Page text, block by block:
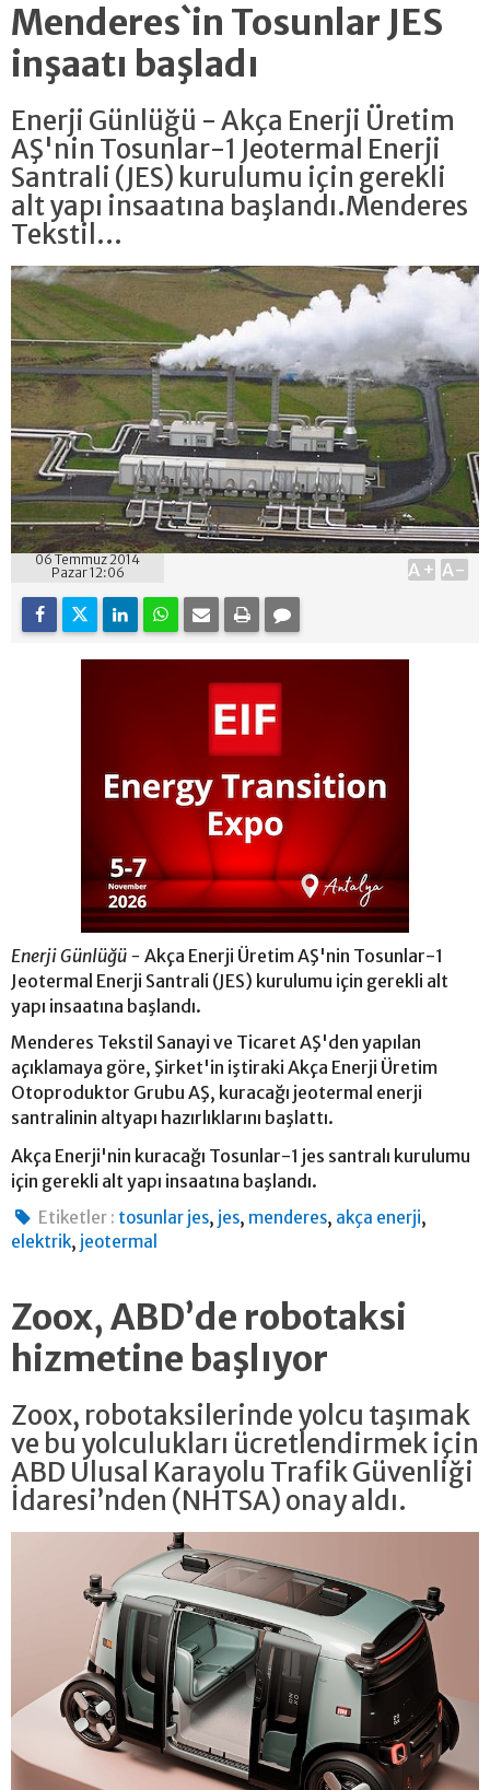
Menderes`in Tosunlar JES
inşaatı başladı
Enerji Günlüğü - Akça Enerji Üretim
AŞ'nin Tosunlar-1 Jeotermal Enerji
Santrali (JES) kurulumu için gerekli
alt yapı insaatına başlandı.Menderes
Tekstil...
06 Temmuz 2014
Pazar 12:06
A+ A-
Enerji Günlüğü - Akça Enerji Üretim AŞ'nin Tosunlar-1
Jeotermal Enerji Santrali (JES) kurulumu için gerekli alt
yapı insaatına başlandı.
Menderes Tekstil Sanayi ve Ticaret AŞ'den yapılan
açıklamaya göre, Şirket'in iştiraki Akça Enerji Üretim
Otoproduktor Grubu AŞ, kuracağı jeotermal enerji
santralinin altyapı hazırlıklarını başlattı.
Akça Enerji'nin kuracağı Tosunlar-1 jes santralı kurulumu
için gerekli alt yapı insaatına başlandı.
Etiketler : tosunlar jes, jes, menderes, akça enerji,
elektrik, jeotermal
Zoox, ABD’de robotaksi
hizmetine başlıyor
Zoox, robotaksilerinde yolcu taşımak
ve bu yolculukları ücretlendirmek için
ABD Ulusal Karayolu Trafik Güvenliği
İdaresi’nden (NHTSA) onay aldı.